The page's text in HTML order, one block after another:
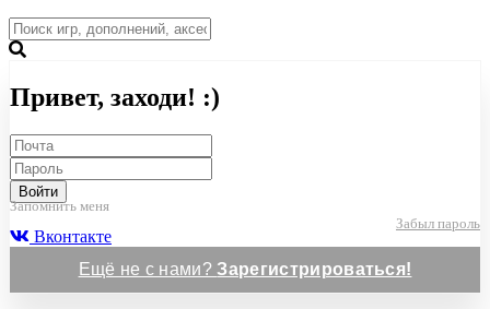
Привет, заходи! :)
Войти
Запомнить меня
Забыл пароль
Вконтакте
Ещё не с нами?Зарегистрироваться!